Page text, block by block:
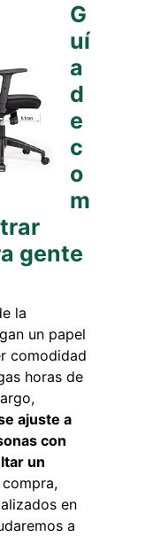
G
uí
a
d
e
c
o
m
gente
la
un papel
comodidad
horas de
ajuste a
con
un
en
a